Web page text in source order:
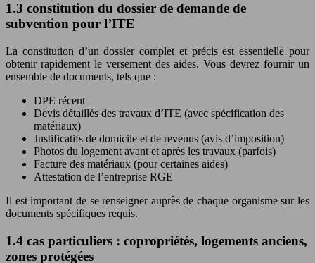
1.3 constitution du dossier de demande de
subvention pour l’ITE
La constitution d’un dossier complet et précis est essentielle pour
obtenir rapidement le versement des aides. Vous devrez fournir un
ensemble de documents, tels que :
DPE récent
Devis détaillés des travaux d’ITE (avec spécification des
matériaux)
Justificatifs de domicile et de revenus (avis d’imposition)
Photos du logement avant et après les travaux (parfois)
Facture des matériaux (pour certaines aides)
Attestation de l’entreprise RGE
Il est important de se renseigner auprès de chaque organisme sur les
documents spécifiques requis.
1.4 cas particuliers : copropriétés, logements anciens,
zones protégées